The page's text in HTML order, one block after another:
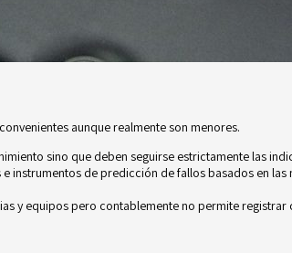
aunque realmente son menores.
sino que deben seguirse estrictamente las
de predicción de fallos basados en las
y equipos pero contablemente no permite